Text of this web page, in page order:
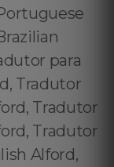
para
Tradutor
Tradutor
Tradutor
Alford,